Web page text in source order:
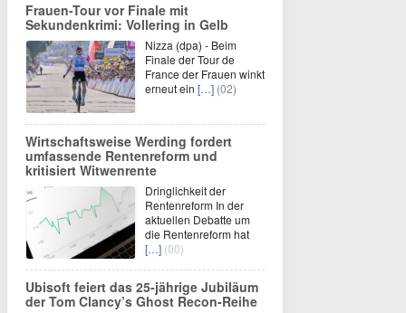
Frauen-Tour vor Finale mit
Sekundenkrimi: Vollering in Gelb
Nizza (dpa) - Beim
Finale der Tour de
France der Frauen winkt
erneut ein […] (02)
Wirtschaftsweise Werding fordert
umfassende Rentenreform und
kritisiert Witwenrente
Dringlichkeit der
Rentenreform In der
aktuellen Debatte um
die Rentenreform hat
[…] (00)
Ubisoft feiert das 25-jährige Jubiläum
der Tom Clancy’s Ghost Recon-Reihe